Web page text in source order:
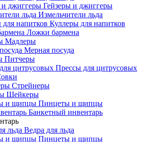
Гейзеры и джиггеры
Измельчители льда
Куллеры для напитков
Ложки бармена
Мадлеры
Мерная посуда
Питчеры
Прессы для цитрусовых
Стрейнеры
Шейкеры
Пинцеты и щипцы
Банкетный инвентарь
Ведра для льда
Пинцеты и щипцы